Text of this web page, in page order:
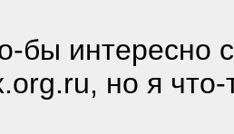
бы интересно
но я